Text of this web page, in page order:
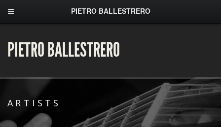
PIETRO BALLESTRERO
PIETRO BALLESTRERO
ARTISTS